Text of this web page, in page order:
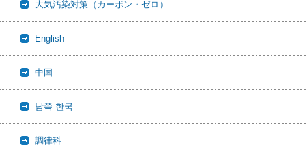
大気汚染対策（カーボン・ゼロ）
English
中国
남쪽 한국
調律科